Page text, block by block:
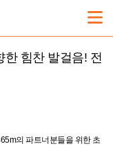
한 힘찬 발걸음! 전
의 파트너분들을 위한 초